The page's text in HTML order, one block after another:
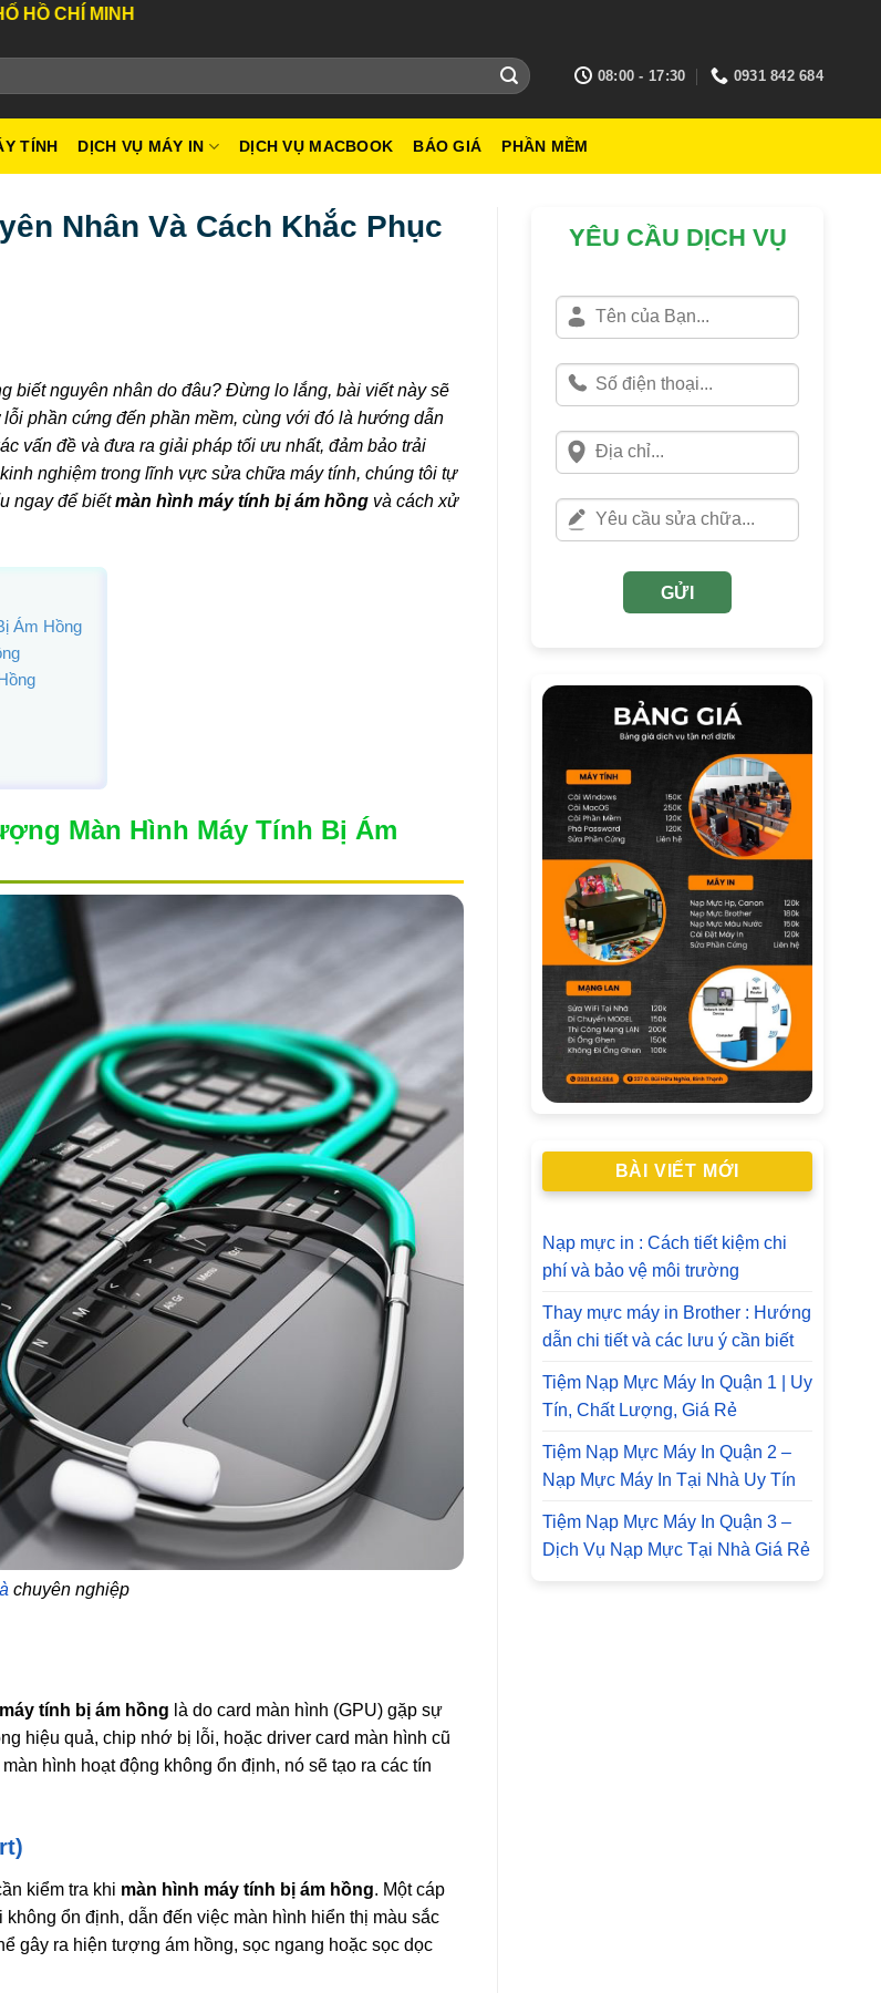
08:00 - 17:30 0931 842 684
TÍNH DỊCH VỤ MÁY IN DỊCH VỤ MACBOOK BÁO GIÁ PHẦN MỀM
Nhân Và Cách Khắc Phục
biết nguyên nhân do đâu? Đừng lo lắng, bài viết này sẽ
phần cứng đến phần mềm, cùng với đó là hướng dẫn
vấn đề và đưa ra giải pháp tối ưu nhất, đảm bảo trải
nghiệm trong lĩnh vực sửa chữa máy tính, chúng tôi tự
ngay để biếtmàn hình máy tính bị ám hồng và cách xử
Ám Hồng
Màn Hình Máy Tính Bị Ám
chuyên nghiệp
tính bị ám hồng là do card màn hình (GPU) gặp sự
hiệu quả, chip nhớ bị lỗi, hoặc driver card màn hình cũ
hình hoạt động không ổn định, nó sẽ tạo ra các tín
kiểm tra khi màn hình máy tính bị ám hồng. Một cáp
ổn định, dẫn đến việc màn hình hiển thị màu sắc
gây ra hiện tượng ám hồng, sọc ngang hoặc sọc dọc
YÊU CẦU DỊCH VỤ
GỬI
BÀI VIẾT MỚI
Nạp mực in : Cách tiết kiệm chi
phí và bảo vệ môi trường
Thay mực máy in Brother : Hướng
dẫn chi tiết và các lưu ý cần biết
Tiệm Nạp Mực Máy In Quận 1 | Uy
Tín, Chất Lượng, Giá Rẻ
Tiệm Nạp Mực Máy In Quận 2 –
Nạp Mực Máy In Tại Nhà Uy Tín
Tiệm Nạp Mực Máy In Quận 3 –
Dịch Vụ Nạp Mực Tại Nhà Giá Rẻ